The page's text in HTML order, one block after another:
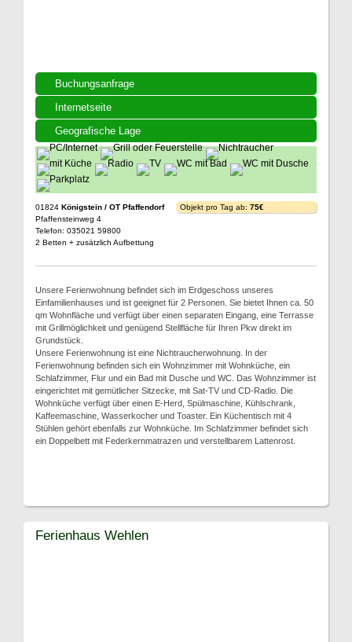
Buchungsanfrage
Internetseite
Geografische Lage
01824 Königstein / OT Pfaffendorf
Pfaffensteinweg 4
Telefon: 035021 59800
2 Betten + zusätzlich Aufbettung
Objekt pro Tag ab: 75€
Unsere Ferienwohnung befindet sich im Erdgeschoss unseres
Einfamilienhauses und ist geeignet für 2 Personen. Sie bietet Ihnen ca. 50
qm Wohnfläche und verfügt über einen separaten Eingang, eine Terrasse
mit Grillmöglichkeit und genügend Stellfläche für Ihren Pkw direkt im
Grundstück.
Unsere Ferienwohnung ist eine Nichtraucherwohnung. In der
Ferienwohnung befinden sich ein Wohnzimmer mit Wohnküche, ein
Schlafzimmer, Flur und ein Bad mit Dusche und WC. Das Wohnzimmer ist
eingerichtet mit gemütlicher Sitzecke, mit Sat-TV und CD-Radio. Die
Wohnküche verfügt über einen E-Herd, Spülmaschine, Kühlschrank,
Kaffeemaschine, Wasserkocher und Toaster. Ein Küchentisch mit 4
Stühlen gehört ebenfalls zur Wohnküche. Im Schlafzimmer befindet sich
ein Doppelbett mit Federkernmatrazen und verstellbarem Lattenrost.
Ferienhaus Wehlen